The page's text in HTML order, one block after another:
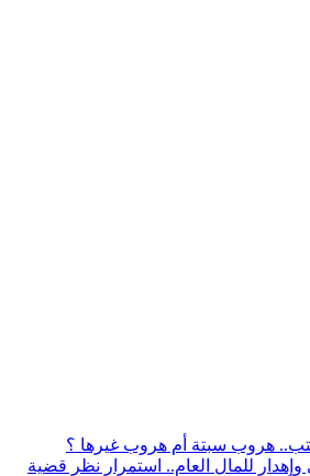
هروب سبتة أم هروب غيرها ؟
للمال العام.. استمرار نظر قضية